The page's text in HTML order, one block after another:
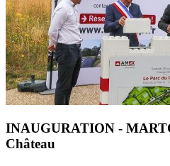
INAUGURATION -
Château